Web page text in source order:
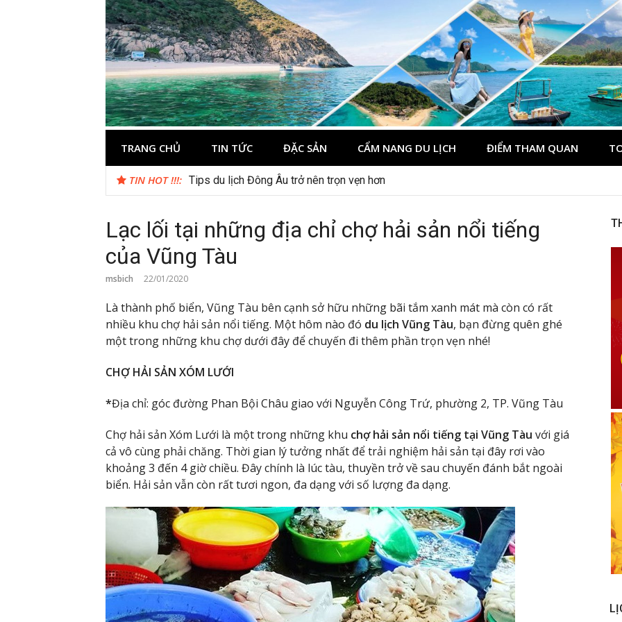
Kinh nghiệm du lịch Côn Đảo
Thông tin và kinh nghiệm khi du lịch Côn Đảo
TRANG CHỦ TIN TỨC ĐẶC SẢN CẨM NANG DU LỊCH ĐIỂM THAM QUAN
TIN HOT !!!: Tips du lịch Đông Âu trở nên trọn vẹn hơn
Lạc lối tại những địa chỉ chợ hải sản nổi tiếng
của Vũng Tàu
msbich 22/01/2020
Là thành phố biển, Vũng Tàu bên cạnh sở hữu những bãi tắm xanh mát mà còn có rất
nhiều khu chợ hải sản nổi tiếng. Một hôm nào đó du lịch Vũng Tàu, bạn đừng quên ghé
một trong những khu chợ dưới đây để chuyến đi thêm phần trọn vẹn nhé!
CHỢ HẢI SẢN XÓM LƯỚI
*Địa chỉ: góc đường Phan Bội Châu giao với Nguyễn Công Trứ, phường 2, TP. Vũng Tàu
Chợ hải sản Xóm Lưới là một trong những khu chợ hải sản nổi tiếng tại Vũng Tàu với giá
cả vô cùng phải chăng. Thời gian lý tưởng nhất để trải nghiệm hải sản tại đây rơi vào
khoảng 3 đến 4 giờ chiều. Đây chính là lúc tàu, thuyền trở về sau chuyến đánh bắt ngoài
biển. Hải sản vẫn còn rất tươi ngon, đa dạng với số lượng đa dạng.